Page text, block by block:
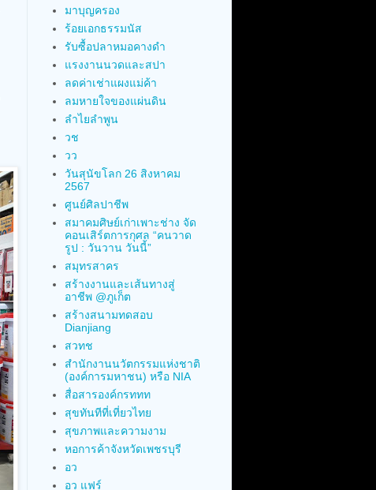
มาบุญครอง
ร้อยเอกธรรมนัส
รับซื้อปลาหมอคางดำ
แรงงานนวดและสปา
ลดค่าเช่าแผงแม่ค้า
ลมหายใจของแผ่นดิน
ลำไยลำพูน
วช
วว
วันสุนัขโลก 26 สิงหาคม
2567
ศูนย์ศิลปาชีพ
สมาคมศิษย์เก่าเพาะช่าง จัด
คอนเสิร์ตการกุศล “คนวาด
รูป : วันวาน วันนี้”
สมุทรสาคร
สร้างงานและเส้นทางสู่
อาชีพ @ภูเก็ต
สร้างสนามทดสอบ
Dianjiang
สวทช
สำนักงานนวัตกรรมแห่งชาติ
(องค์การมหาชน) หรือ NIA
สื่อสารองค์กรททท
สุขทันทีที่เที่ยวไทย
สุขภาพและความงาม
หอการค้าจังหวัดเพชรบุรี
อว
อว แฟร์